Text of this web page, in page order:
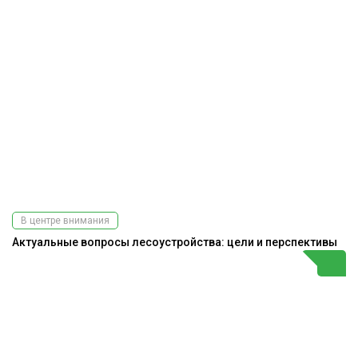
В центре внимания
Актуальные вопросы лесоустройства: цели и перспективы